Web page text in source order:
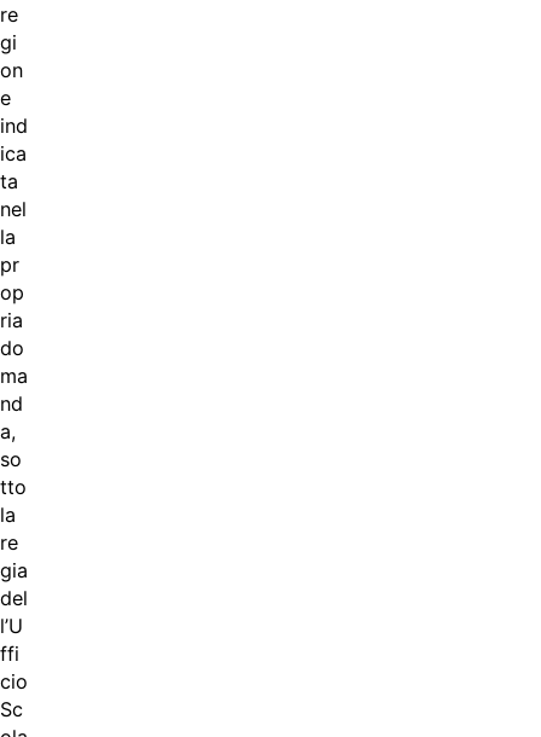
re
gi
on
e
ind
ica
ta
nel
la
pr
op
ria
do
ma
nd
a,
so
tto
la
re
gia
del
l’U
ffi
cio
Sc